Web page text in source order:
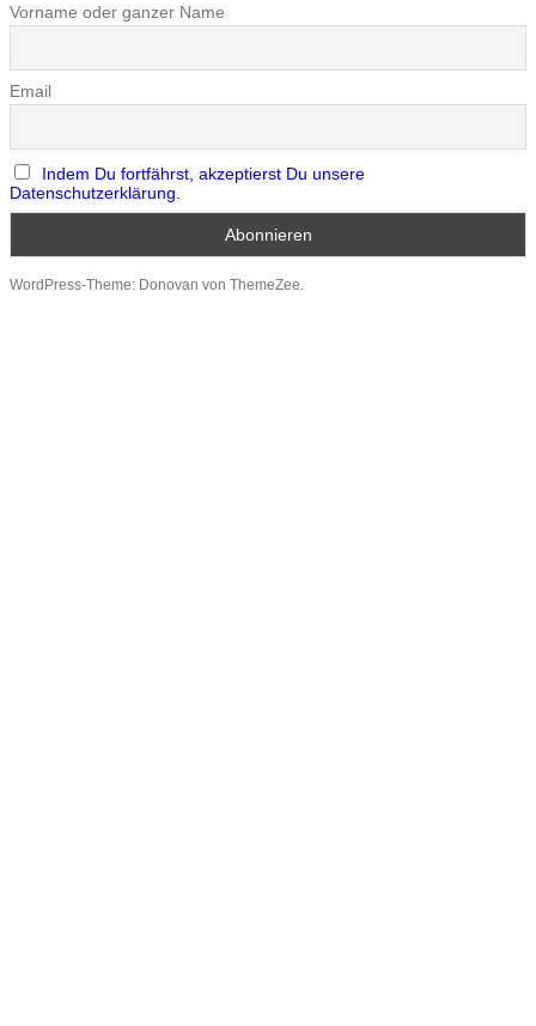
Vorname oder ganzer Name
Email
Indem Du fortfährst, akzeptierst Du unsere
Datenschutzerklärung.
WordPress-Theme: Donovan von ThemeZee.